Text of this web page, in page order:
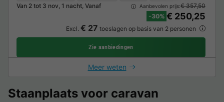
Van 2 tot 3 nov, 1 nacht, Vanaf
Aanbevolen prijs:€ 357,50
-30% € 250,25
Excl. € 27 toeslagen op basis van 2 personen
Zie aanbiedingen
Meer weten
Staanplaats voor caravan